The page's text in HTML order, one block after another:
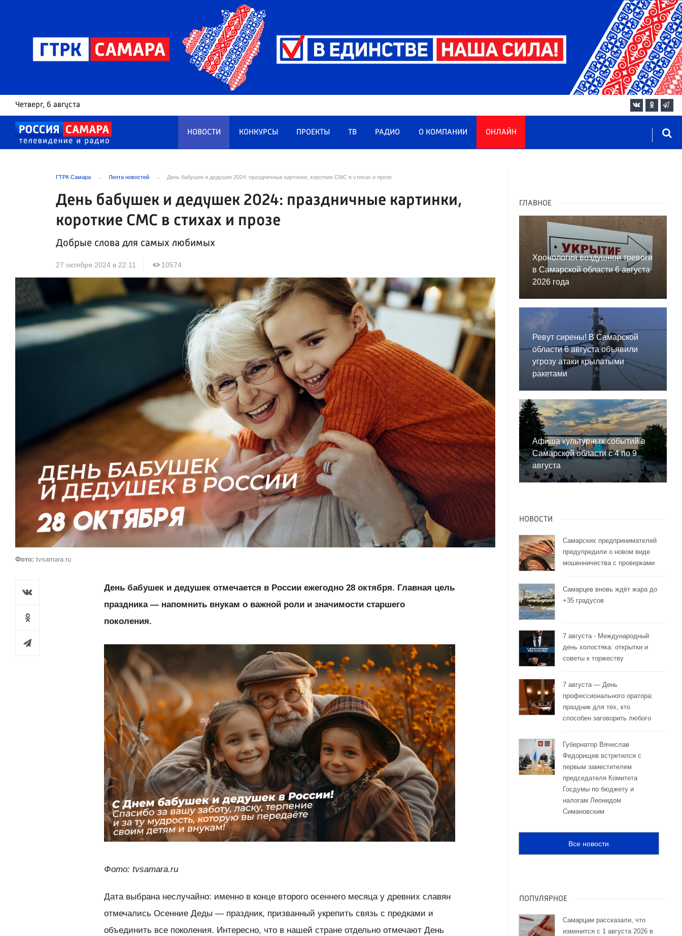
Четверг, 6 августа
НОВОСТИ КОНКУРСЫ ПРОЕКТЫ ТВ РАДИО О КОМПАНИИ ОНЛАЙН
ГТРК Самара Лента новостей День бабушек и дедушек 2024: праздничные картинки, короткие СМС в стихах и прозе
День бабушек и дедушек 2024: праздничные картинки,
короткие СМС в стихах и прозе
Добрые слова для самых любимых
27 октября 2024 в 22:11 10574
Фото: tvsamara.ru
День бабушек и дедушек отмечается в России ежегодно 28 октября. Главная цель
праздника — напомнить внукам о важной роли и значимости старшего
поколения.
Фото: tvsamara.ru
Дата выбрана неслучайно: именно в конце второго осеннего месяца у древних славян
отмечались Осенние Деды — праздник, призванный укрепить связь с предками и
объединить все поколения. Интересно, что в нашей стране отдельно отмечают День
ГЛАВНОЕ
Хронология воздушной тревоги
в Самарской области 6 августа
2026 года
Ревут сирены! В Самарской
области 6 августа объявили
угрозу атаки крылатыми
ракетами
Афиша культурных событий в
Самарской области с 4 по 9
августа
НОВОСТИ
Самарских предпринимателей
предупредили о новом виде
мошенничества с проверками
Самарцев вновь ждёт жара до
+35 градусов
7 августа - Международный
день холостяка: открытки и
советы к торжеству
7 августа — День
профессионального оратора:
праздник для тех, кто
способен заговорить любого
Губернатор Вячеслав
Федорищев встретился с
первым заместителем
председателя Комитета
Госдумы по бюджету и
налогам Леонидом
Симановским
Все новости
ПОПУЛЯРНОЕ
Самарцам рассказали, что
изменится с 1 августа 2026 в